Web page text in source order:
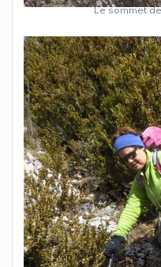
Le sommet